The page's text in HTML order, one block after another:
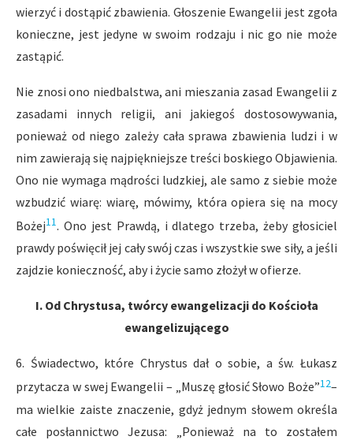
wierzyć i dostąpić zbawienia. Głoszenie Ewangelii jest zgoła
konieczne, jest jedyne w swoim rodzaju i nic go nie może
zastąpić.
Nie znosi ono niedbalstwa, ani mieszania zasad Ewangelii z
zasadami innych religii, ani jakiegoś dostosowywania,
ponieważ od niego zależy cała sprawa zbawienia ludzi i w
nim zawierają się najpiękniejsze treści boskiego Objawienia.
Ono nie wymaga mądrości ludzkiej, ale samo z siebie może
wzbudzić wiarę: wiarę, mówimy, która opiera się na mocy
Bożej11. Ono jest Prawdą, i dlatego trzeba, żeby głosiciel
prawdy poświęcił jej cały swój czas i wszystkie swe siły, a jeśli
zajdzie konieczność, aby i życie samo złożył w ofierze.
I. Od Chrystusa, twórcy ewangelizacji do Kościoła
ewangelizującego
6. Świadectwo, które Chrystus dał o sobie, a św. Łukasz
przytacza w swej Ewangelii – „Muszę głosić Słowo Boże”12–
ma wielkie zaiste znaczenie, gdyż jednym słowem określa
całe posłannictwo Jezusa: „Ponieważ na to zostałem